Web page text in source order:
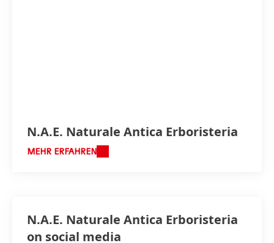
N.A.E. Naturale Antica Erboristeria
MEHR ERFAHREN
N.A.E. Naturale Antica Erboristeria
on social media